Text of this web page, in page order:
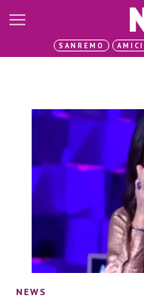
SANREMO
NEWS